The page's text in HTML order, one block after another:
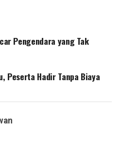
Pengendara yang Tak
Peserta Hadir Tanpa Biaya